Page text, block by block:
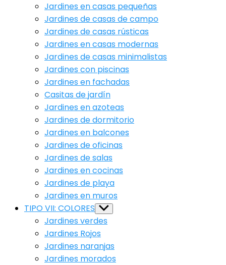
Jardines en casas pequeñas
Jardines de casas de campo
Jardines de casas rústicas
Jardines en casas modernas
Jardines de casas minimalistas
Jardines con piscinas
Jardines en fachadas
Casitas de jardín
Jardines en azoteas
Jardines de dormitorio
Jardines en balcones
Jardines de oficinas
Jardines de salas
Jardines en cocinas
Jardines de playa
Jardines en muros
TIPO VII: COLORES Show
sub
menu
Jardines verdes
Jardines Rojos
Jardines naranjas
Jardines morados